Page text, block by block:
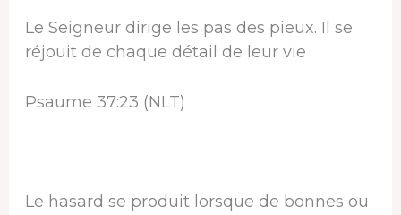
Le Seigneur dirige les pas des pieux. Il se
réjouit de chaque détail de leur vie
Psaume 37:23 (NLT)
Le hasard se produit lorsque de bonnes ou